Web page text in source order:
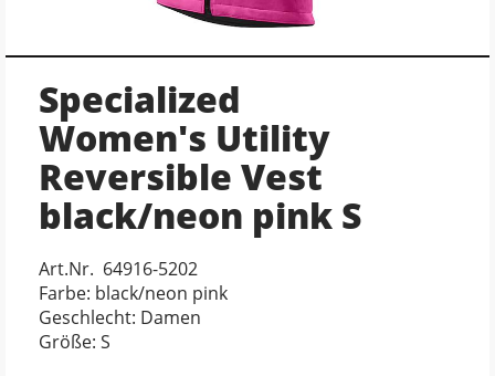
Specialized
Women's Utility
Reversible Vest
black/neon pink S
Art.Nr. 64916-5202
Farbe: black/neon pink
Geschlecht: Damen
Größe: S